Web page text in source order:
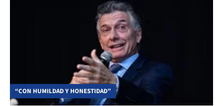
“CON HUMILDAD Y HONESTIDAD”